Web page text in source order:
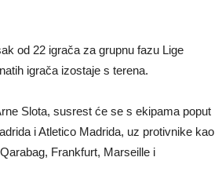
od 22 igrača za grupnu fazu Lige
igrača izostaje s terena.
Slota, susrest će se s ekipama poput
i Atletico Madrida, uz protivnike kao
Frankfurt, Marseille i